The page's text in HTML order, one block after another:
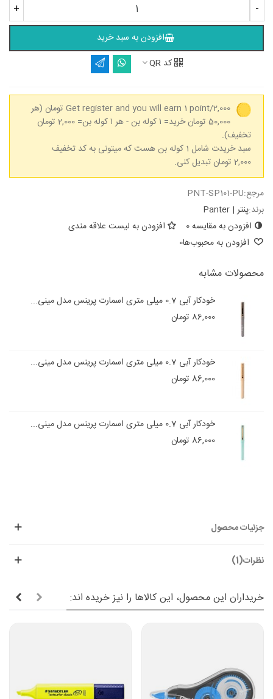
-
+
افزودن به سبد خرید
کد QR
Get register and you will earn 1 point/2,000 تومان
(هر
50,000 تومان خرید= ۱ کوله بن - هر ۱ کوله بن= 2,000 تومان
تخفیف).
سبد خریدت شامل 1 کوله بن هست که میتونی به کد تخفیف
2,000 تومان تبدیل کنی.
مرجع:PNT-SP101-PU
برند:پنتر | Panter
افزودن به مقایسه0
افزودن به لیست علاقه مندی
افزودن به محبوب‌ها0
محصولات مشابه
خودکار آبی 0.7 میلی متری اسمارت پرینس مدل مینی...
86,000 تومان
خودکار آبی 0.7 میلی متری اسمارت پرینس مدل مینی...
86,000 تومان
خودکار آبی 0.7 میلی متری اسمارت پرینس مدل مینی...
86,000 تومان
جزئیات محصول
نظرات(1)
خریداران این محصول، این کالاها را نیز خریده اند: